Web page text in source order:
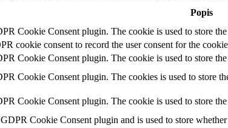
Popis
Cookie Consent plugin. The cookie is used to store
cookie consent to record the user consent for the
Cookie Consent plugin. The cookie is used to store
Cookie Consent plugin. The cookies is used to store
Cookie Consent plugin. The cookie is used to store
Cookie Consent plugin and is used to store